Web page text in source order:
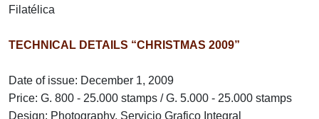
Filatélica
TECHNICAL DETAILS “CHRISTMAS 2009”
Date of issue: December 1, 2009
Price: G. 800 - 25.000 stamps / G. 5.000 - 25.000 stamps
Design: Photography, Servicio Grafico Integral